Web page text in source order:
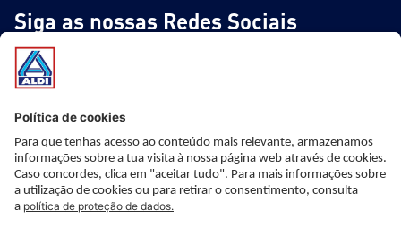
Siga as nossas Redes Sociais
* Informação importante
* Este artigo não faz parte do nosso sortido fixo, está apenas
disponível nas nossas lojas ao preço e a partir da data indicada,
mas com stock limitado. Apesar de uma planificação cuidadosa,